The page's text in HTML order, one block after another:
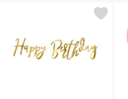
Merkitse kirjainnauha Happy